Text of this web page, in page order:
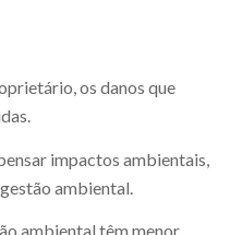
os danos que
impactos ambientais,
ambiental.
ambiental têm menor